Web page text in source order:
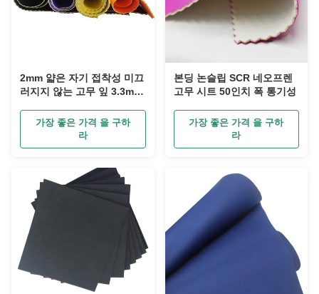
2mm 얇은 자기 접착성 미끄
러지지 않는 고무 잎 3.3m
가장 좋은 가격 을 구하
라
본딩 논슬립 SCR 네오프렌
고무 시트 50인치 폭 통기성
가장 좋은 가격 을 구하
라